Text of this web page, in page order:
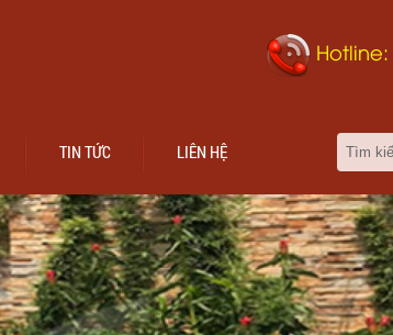
Hotline:
TIN TỨC LIÊN HỆ